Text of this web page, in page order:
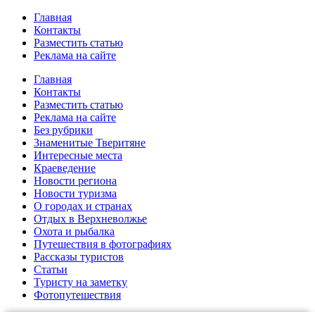
Главная
Контакты
Разместить статью
Реклама на сайте
Главная
Контакты
Разместить статью
Реклама на сайте
Без рубрики
Знаменитые Тверитяне
Интересные места
Краеведение
Новости региона
Новости туризма
О городах и странах
Отдых в Верхневолжье
Охота и рыбалка
Путешествия в фотографиях
Рассказы туристов
Статьи
Туристу на заметку
Фотопутешествия